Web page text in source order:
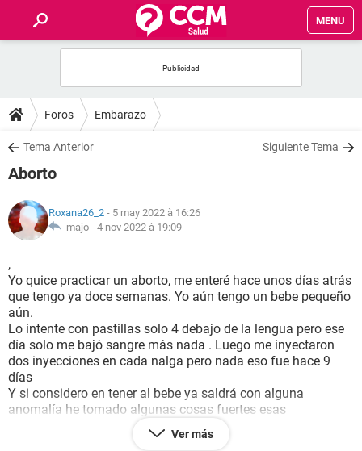
MENU
FORUMS
SALUD
NUTRICIÓN
BIENESTAR
SEXUALIDAD
GLOSARIO
Foros Embarazo
Tema Anterior Siguiente Tema
Aborto
Roxana26_2 - 5 may 2022 à 16:26
majo - 4 nov 2022 à 19:09
,
Yo quice practicar un aborto, me enteré hace unos días atrás
que tengo ya doce semanas. Yo aún tengo un bebe pequeño
aún.
Lo intente con pastillas solo 4 debajo de la lengua pero ese
día solo me bajó sangre más nada . Luego me inyectaron
dos inyecciones en cada nalga pero nada eso fue hace 9
días
Y si considero en tener al bebe ya saldrá con alguna
anomalía he tomado algunas cosas fuertes esas
inyecciones son fuertes también. Quieres información de
Ver más